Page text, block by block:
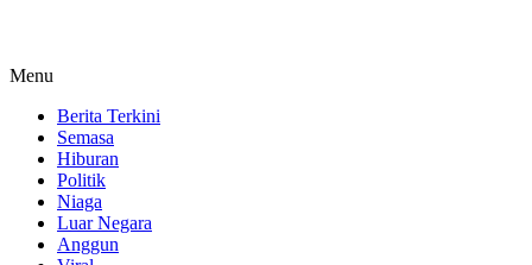
Menu
Berita Terkini
Semasa
Hiburan
Politik
Niaga
Luar Negara
Anggun